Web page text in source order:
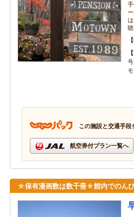
この施設と交通手
航空券付プラン一覧へ
☆保有漫画数は数千冊☆館内でのん